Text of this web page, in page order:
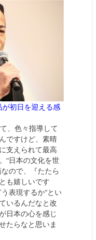
初日を迎える感
、色々指導して
ですけど、素晴
支えられて最高
“日本の文化を世
ので、『たたら
も嬉しいです
表現するか”とい
いるんだなと改
日本の心を感じ
たらなと思いま